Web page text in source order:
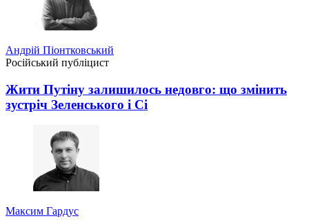
Андрій Піонтковський
Російський публіцист
Жити Путіну залишилось недовго: що змінить
зустріч Зеленського і Сі
Максим Гардус